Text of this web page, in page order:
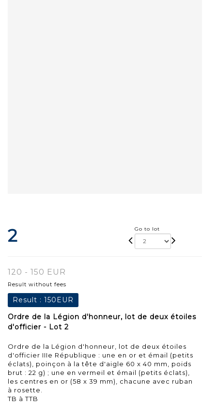
2 Go to lot
120 - 150 EUR
Result without fees
Result : 150EUR
Ordre de la Légion d'honneur, lot de deux étoiles
d'officier - Lot 2
Ordre de la Légion d'honneur, lot de deux étoiles
d'officier IIIe République : une en or et émail (petits
éclats), poinçon à la tête d'aigle 60 x 40 mm, poids
brut : 22 g) ; une en vermeil et émail (petits éclats),
les centres en or (58 x 39 mm), chacune avec ruban
à rosette.